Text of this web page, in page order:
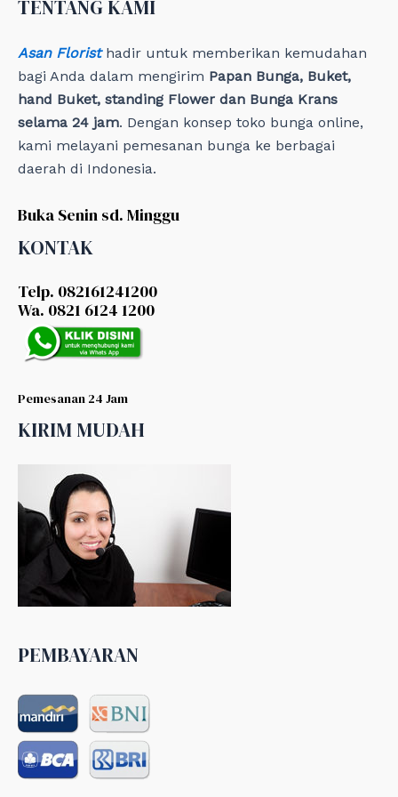
s
TENTANG KAMI
Asan Floristhadir untuk memberikan kemudahan
bagi Anda dalam mengirim Papan Bunga, Buket,
hand Buket, standing Flower dan Bunga Krans
selama 24 jam. Dengan konsep toko bunga online,
kami melayani pemesanan bunga ke berbagai
daerah di Indonesia.
Buka Senin sd. Minggu
KONTAK
Telp. 082161241200
Wa. 0821 6124 1200
Pemesanan 24 Jam
KIRIM MUDAH
PEMBAYARAN